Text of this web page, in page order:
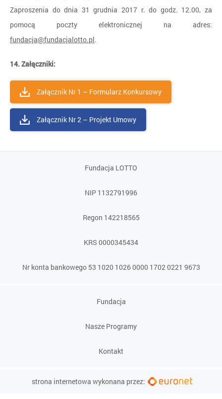
Zaproszenia do dnia 31 grudnia 2017 r. do godz. 12.00, za
pomocą poczty elektronicznej na adres:
fundacja@fundacjalotto.pl.
14. Załączniki:
Załącznik Nr 1 – Formularz Konkursowy
Załącznik Nr 2 – Projekt Umowy
Fundacja LOTTO
NIP 1132791996
Regon 142218565
KRS 0000345434
Nr konta bankowego 53 1020 1026 0000 1702 0221 9673
Fundacja
Nasze Programy
Kontakt
strona internetowa wykonana przez: